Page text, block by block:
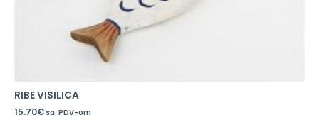
RIBE VISILICA
15.70€ sa. PDV-om